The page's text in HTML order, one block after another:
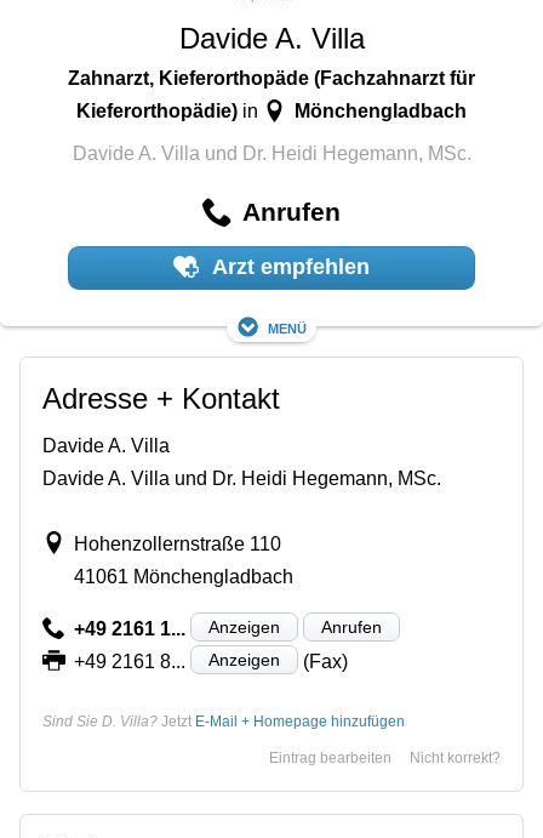
Davide A. Villa
Zahnarzt, Kieferorthopäde (Fachzahnarzt für
Kieferorthopädie) in Mönchengladbach
Davide A. Villa und Dr. Heidi Hegemann, MSc.
Anrufen
Arzt empfehlen
Menü
Adresse + Kontakt
Davide A. Villa
Davide A. Villa und Dr. Heidi Hegemann, MSc.
Hohenzollernstraße 110
41061 Mönchengladbach
+49 2161 1... Anzeigen Anrufen
+49 2161 8... Anzeigen (Fax)
Sind Sie D. Villa? Jetzt E-Mail + Homepage hinzufügen
Nicht korrekt?
Eintrag bearbeiten